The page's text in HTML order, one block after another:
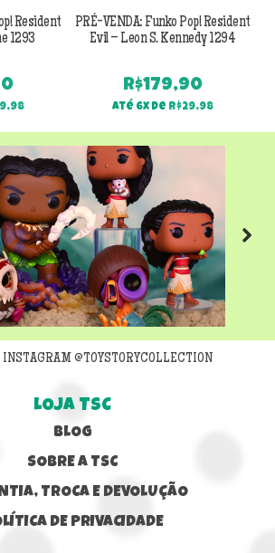
Resident
1293
PRÉ-VENDA: Funko Pop! Resident
Evil – Leon S. Kennedy 1294
R$179,90
Até 6x de R$29,98
Next
INSTAGRAM @TOYSTORYCOLLECTION
LOJA TSC
BLOG
SOBRE A TSC
TROCA E DEVOLUÇÃO
DE PRIVACIDADE